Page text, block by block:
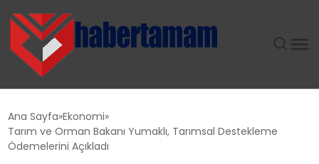
TEKNOLOJI
Ana Sayfa Ekonomi
Tarım ve Orman Bakanı Yumaklı, Tarımsal Destekleme
Ödemelerini Açıkladı